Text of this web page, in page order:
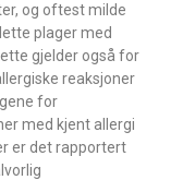
og oftest milde
plager med
gjelder også for
reaksjoner
for
med kjent allergi
er det rapportert